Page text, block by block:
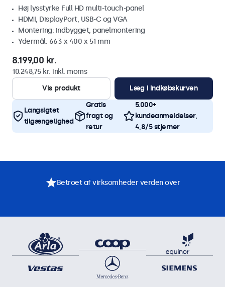
Høj lysstyrke Full HD multi-touch-panel
HDMI, DisplayPort, USB-C og VGA
Montering: indbygget, panelmontering
Ydermål: 663 x 400 x 51 mm
8.199,00 kr.
10.248,75 kr. inkl. moms
Vis produkt
Læg i indkøbskurven
Langsigtet
tilgængelighed
Gratis
fragt og
retur
5.000+
kundeanmeldelser,
4,8/5 stjerner
Betroet af virksomheder verden over